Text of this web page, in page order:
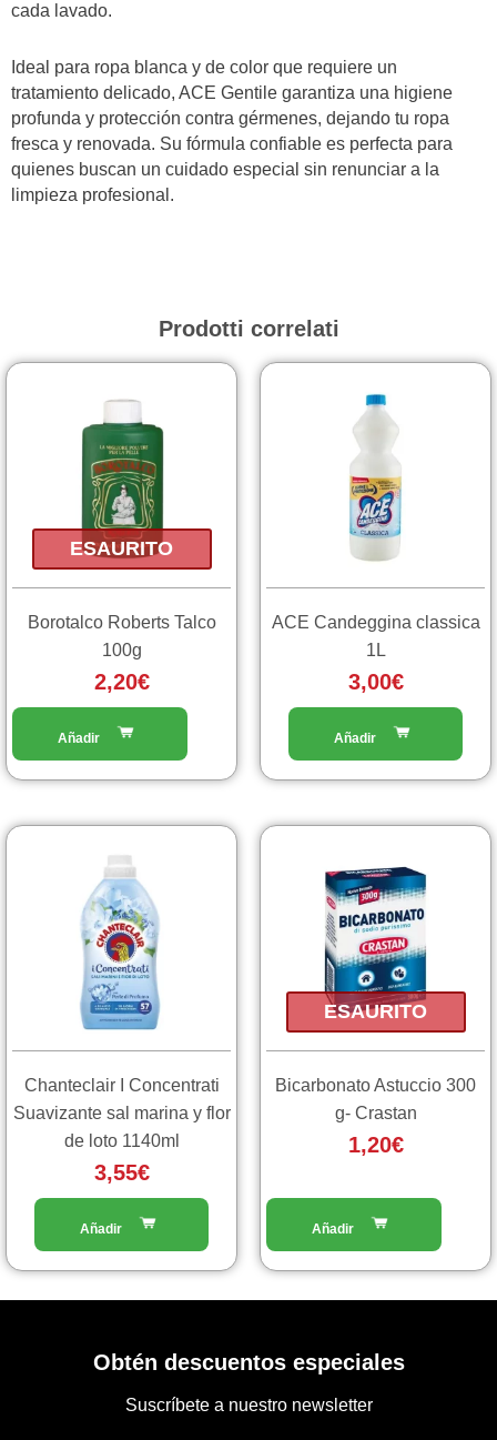
cada lavado.
Ideal para ropa blanca y de color que requiere un
tratamiento delicado, ACE Gentile garantiza una higiene
profunda y protección contra gérmenes, dejando tu ropa
fresca y renovada. Su fórmula confiable es perfecta para
quienes buscan un cuidado especial sin renunciar a la
limpieza profesional.
Prodotti correlati
ESAURITO
Borotalco Roberts Talco
100g
2,20€
ACE Candeggina classica
1L
3,00€
Chanteclair I Concentrati
Suavizante sal marina y flor
de loto 1140ml
3,55€
ESAURITO
Bicarbonato Astuccio 300
g- Crastan
1,20€
Obtén descuentos especiales
Suscríbete a nuestro newsletter